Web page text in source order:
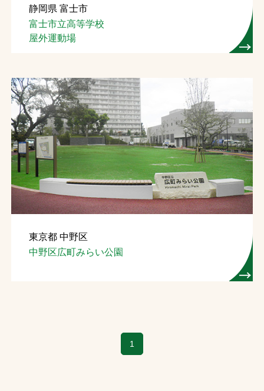
静岡県 富士市
富士市立高等学校
屋外運動場
東京都 中野区
中野区広町みらい公園
1